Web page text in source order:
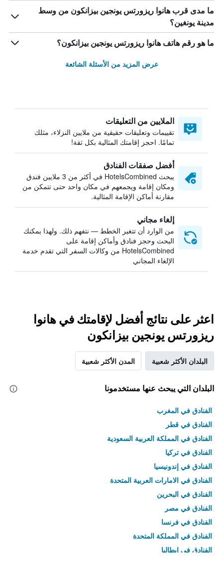
ما مدى قرب هانوا ريزورتس يونجين بيزانكون من وسط
مدينة يونغين؟
ما هو رقم هاتف هانوا ريزورتس يونجين بيزانكون؟
عرض المزيد من الأسئلة الشائعة
الملايين من التعليقات
تقييمات وتعليقات حقيقية من ملايين النزلاء، مثلك
تمامًا. احجز إقامتك المثالية بكل ثقة!
أفضل صفقات الفنادق
يبحث HotelsCombined في أكثر من 3 ملايين فندق
ومكان إقامة ويجمعهم في مكان واحد حتى تتمكن من
مقارنة أماكن الإقامة المثالية.
إلغاء مجاني
من الوارد أن تتغير الخطط — نتفهم ذلك. ولهذا يمكنك
البحث وحجز فنادق وأماكن إقامة على
HotelsCombined من وكالات السفر التي تقدم خدمة
الإلغاء المجاني
اعثر على نتائج أفضل لإقامتك في هانوا
ريزورتس يونجين بيزانكون
البلدان الأكثر شعبية المدن الأكثر شعبية
البلدان التي يبحث عنها مستخدمونا
الفنادق في المغرب
الفنادق في قطر
الفنادق في المملكة العربية السعودية
الفنادق في تركيا
الفنادق في إندونيسيا
الفنادق في الامارات العربية المتحدة
الفنادق في البحرين
الفنادق في مصر
الفنادق في فرنسا
الفنادق في المملكة المتحدة
الفنادق في إيطاليا